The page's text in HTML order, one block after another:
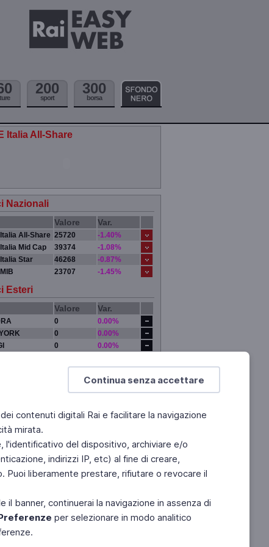
Continua senza accettare
contenuti digitali Rai e facilitare la navigazione
mirata.
l'identificativo del dispositivo, archiviare e/o
indirizzi IP, etc) al fine di creare,
Puoi liberamente prestare, rifiutare o revocare il
il banner, continuerai la navigazione in assenza di
per selezionare in modo analitico
200
sport
300
borsa
Italia All-Share
Nazionali
Valore Var.
Italia All-Share 25720
-1.40%
Italia Mid Cap
39374
-1.08%
Italia Star
46268
-0.87%
23707 -1.45%
Esteri
Valore Var.
0
0.00%
0
0.00%
0
0.00%